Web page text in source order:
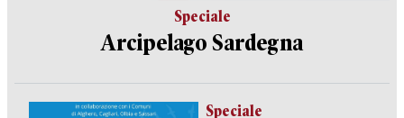
Speciale
Arcipelago Sardegna
Speciale